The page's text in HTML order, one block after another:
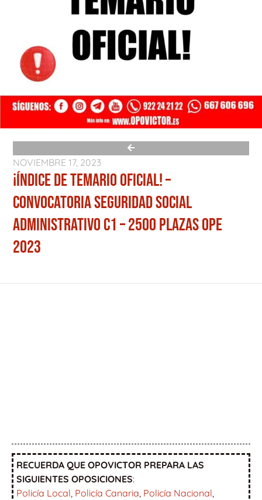
NOVIEMBRE 17, 2023
¡ÍNDICE DE TEMARIO OFICIAL! –
CONVOCATORIA SEGURIDAD SOCIAL
ADMINISTRATIVO C1 – 2500 PLAZAS OPE
2023
RECUERDA QUE OPOVICTOR PREPARA LAS
SIGUIENTES OPOSICIONES:
Policía Local, Policía Canaria, Policía Nacional,